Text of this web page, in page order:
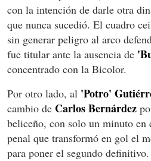
con la intención de darle otra
que nunca sucedió. El cuadro
sin generar peligro al arco
fue titular ante la ausencia de
concentrado con la Bicolor.
Por otro lado, al 'Potro'
cambio de Carlos Bernárdez
beliceño, con solo un minuto en
penal que transformó en gol el
para poner el segundo definitivo.